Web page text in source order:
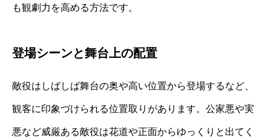
も観劇力を高める方法です。
登場シーンと舞台上の配置
敵役はしばしば舞台の奥や高い位置から登場するなど、
観客に印象づけられる位置取りがあります。公家悪や実
悪など威厳ある敵役は花道や正面からゆっくりと出てく